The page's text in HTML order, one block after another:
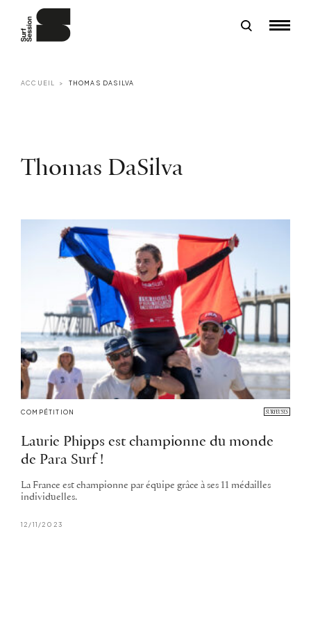
ACCUEIL THOMAS DASILVA
Thomas DaSilva
COMPÉTITION
Laurie Phipps est championne du monde
de Para Surf !
La France est championne par équipe grâce à ses 11 médailles
individuelles.
12/11/2023